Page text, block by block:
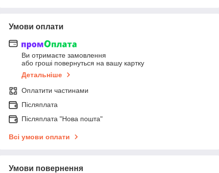
Умови оплати
Ви отримаєте замовлення
або гроші повернуться на вашу картку
Детальніше
Оплатити частинами
Післяплата
Післяплата "Нова пошта"
Всі умови оплати
Умови повернення